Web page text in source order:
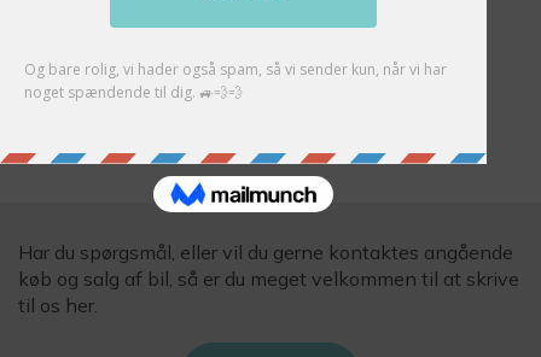
EXPIRED
Har du spørgsmål, eller vil du gerne kontaktes angående
køb og salg af bil, så er du meget velkommen til at skrive
til os her.